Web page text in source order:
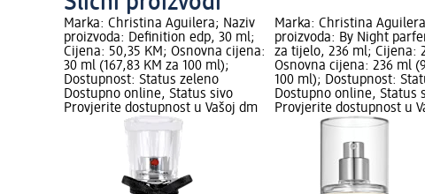
Marka: Christina Aguilera; Naziv
proizvoda: Definition edp, 30 ml;
Cijena: 50,35 KM; Osnovna cijena:
30 ml (167,83 KM za 100 ml);
Dostupnost: Status zeleno
Dostupno online, Status sivo
Provjerite dostupnost u Vašoj dm
Marka: Christina
proizvoda: By Night
za tijelo, 236 ml; Cijena:
Osnovna cijena: 236 ml
100 ml); Dostupnost:
Dostupno online, Status
Provjerite dostupnost u